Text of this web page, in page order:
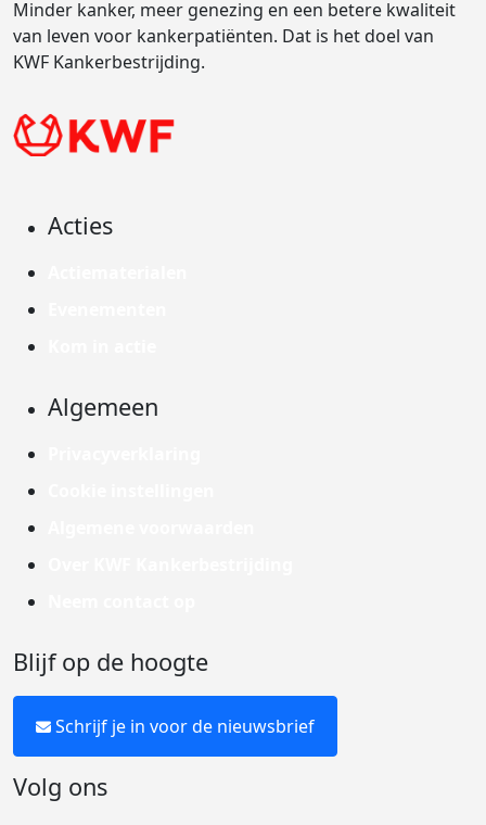
Minder kanker, meer genezing en een betere kwaliteit
van leven voor kankerpatiënten. Dat is het doel van
KWF Kankerbestrijding.
Acties
Algemeen
Blijf op de hoogte
Schrijf je in voor de nieuwsbrief
Volg ons